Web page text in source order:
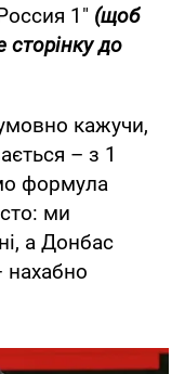
1" (щоб
сторінку до
кажучи,
– з 1
формула
ми
а Донбас
нахабно